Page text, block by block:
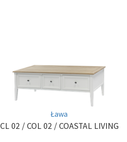
Ława
CL 02 / COL 02 / COASTAL LIVING